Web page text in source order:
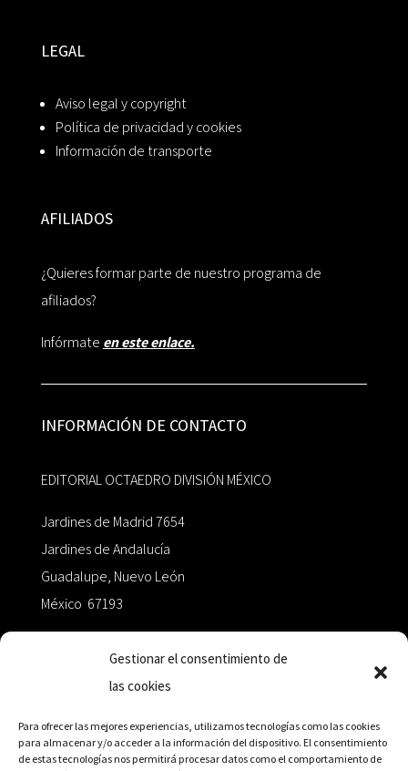
Gestionar el consentimiento de
las cookies
Para ofrecer las mejores experiencias, utilizamos tecnologías como las cookies
para almacenar y/o acceder a la información del dispositivo. El consentimiento
de estas tecnologías nos permitirá procesar datos como el comportamiento de
LEGAL
Aviso legal y copyright
Política de privacidad y cookies
Información de transporte
AFILIADOS
¿Quieres formar parte de nuestro programa de
afiliados?
Infórmate en este enlace.
INFORMACIÓN DE CONTACTO
EDITORIAL OCTAEDRO DIVISIÓN MÉXICO
Jardines de Madrid 7654
Jardines de Andalucía
Guadalupe, Nuevo León
México 67193
+52 811.499.5638
RED DE DISTRIBUCIÓN